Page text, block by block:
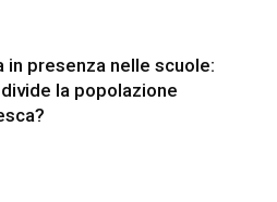
in presenza nelle scuole:
la popolazione